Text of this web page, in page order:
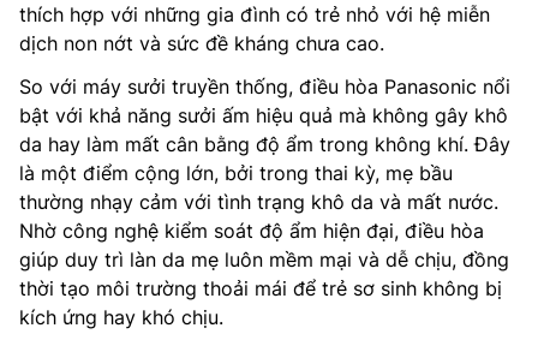
thích hợp với những gia đình có trẻ nhỏ với hệ miễn
dịch non nớt và sức đề kháng chưa cao.
So với máy sưởi truyền thống, điều hòa Panasonic nổi
bật với khả năng sưởi ấm hiệu quả mà không gây khô
da hay làm mất cân bằng độ ẩm trong không khí. Đây
là một điểm cộng lớn, bởi trong thai kỳ, mẹ bầu
thường nhạy cảm với tình trạng khô da và mất nước.
Nhờ công nghệ kiểm soát độ ẩm hiện đại, điều hòa
giúp duy trì làn da mẹ luôn mềm mại và dễ chịu, đồng
thời tạo môi trường thoải mái để trẻ sơ sinh không bị
kích ứng hay khó chịu.